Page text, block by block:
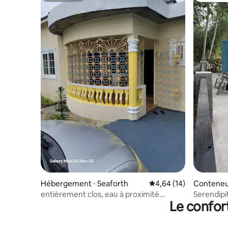
Hébergement ⋅ Seaforth Évaluation moyenne
4,64 (14)
entièrement clos, eau à proximité
Climatisation/ventilateurs de plafond,
eal
en bord
Le